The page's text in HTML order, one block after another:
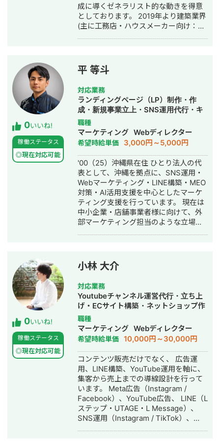
成に導くゼネラリスト的な動きを得意
としております。 2019年より建築業界
(主に工務店・ハウスメーカー向け：注
ィングコンサルティングおよび実行支
援に従事。 現在は独立し、マーケティ
ングコンサルティング会社(株式会社
Monokrome)を創設。 【このような企
業にオススメ】 ・マーケティングを強
化したいが、何に手を付けたらいいか
分からない ・各施策のパートナーはい
るが、全体を俯瞰して品質管理/ディレ
クションできる人材がほしい ・マーケ
ティングの内製化に向けて専任担当者
の伴走支援をしてほしい
0いいね!
稼働ステータス
◎現在対応可能
平 等斗
対応業務
ランディングページ（LP）制作・作
成・新規事業立上・SNS運用代行・キ
ャスティング・記事作成代行・ライテ
ィング・オウンドメディア制作・構
築・運用代行・動画制作・動画編集・
採用代行・AI活用
職種
マーケティング Webディレクター
希望時給単価 3,000円～5,000円
'00（25）沖縄県在住 ひとり法人の代
表として、沖縄を拠点に、SNS運用・
Webマーケティング・LINE構築・MEO
対策・AI活用支援を中心としたマーケ
ティング支援を行っています。 現在は
中小企業・店舗事業者様に向けて、外
部マーケティング担当のような立場
解をもとにした戦略設計、施策実行、
改善提案まで伴走するスタイルを大切
にしています。 また、ChatGPT、
Claude、Gemini、Claude Code、
Codexなどの生成AIを日常業務に取り
入れており、マーケティング業務の効
率化、資料作成、メール返信、日程調
整、請求書・見積書作成、KPIモニタリ
ング、スライド生成など、ビジネスの
現場で使えるAI活用の支援にも注力し
ています。
0いいね!
稼働ステータス
◎現在対応可能
小林 大介
対応業務
Youtubeチャンネル運営代行・立ち上
げ・ECサイト構築・ネットショップ作
成代行・SNS運用代行・リスティング
広告運用代行・動画制作・動画編集・
AI活用
職種
マーケティング Webディレクター
希望時給単価 10,000円～30,000円
コンテンツ販売だけでなく、 広告運
用、LINE構築、YouTube運用を軸に、
集客から売上までの導線設計を行って
います。 Meta広告（Instagram /
Facebook）、YouTube広告、 LINE（L
ステップ・UTAGE・L Message）、
SNS運用（Instagram / TikTok）、